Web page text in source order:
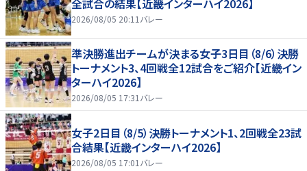
全試合の結果【近畿インターハイ2026】
2026/08/05 20:11 バレー
準決勝進出チームが決まる女子3日目（8/6）決勝
トーナメント3、4回戦全12試合をご紹介【近畿イン
ターハイ2026】
2026/08/05 17:31 バレー
女子2日目（8/5）決勝トーナメント1、2回戦全23試
合結果【近畿インターハイ2026】
2026/08/05 17:01 バレー